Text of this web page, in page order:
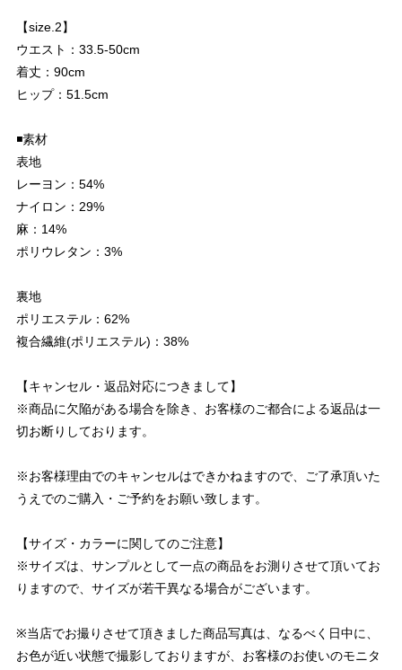
【size.2】
ウエスト：33.5-50cm
着丈：90cm
ヒップ：51.5cm
◾️素材
表地
レーヨン：54%
ナイロン：29%
麻：14%
ポリウレタン：3%
裏地
ポリエステル：62%
複合繊維(ポリエステル)：38%
【キャンセル・返品対応につきまして】
※商品に欠陥がある場合を除き、お客様のご都合による返品は一
切お断りしております。
※お客様理由でのキャンセルはできかねますので、ご了承頂いた
うえでのご購入・ご予約をお願い致します。
【サイズ・カラーに関してのご注意】
※サイズは、サンプルとして一点の商品をお測りさせて頂いてお
りますので、サイズが若干異なる場合がございます。
※当店でお撮りさせて頂きました商品写真は、なるべく日中に、
お色が近い状態で撮影しておりますが、お客様のお使いのモニタ